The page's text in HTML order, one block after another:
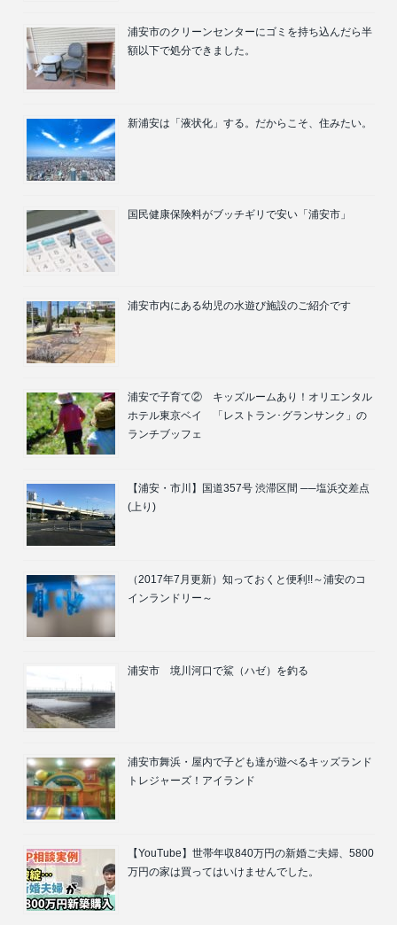
浦安市のクリーンセンターにゴミを持ち込んだら半
額以下で処分できました。
新浦安は「液状化」する。だからこそ、住みたい。
国民健康保険料がブッチギリで安い「浦安市」
浦安市内にある幼児の水遊び施設のご紹介です
浦安で子育て② キッズルームあり！オリエンタル
ホテル東京ベイ 「レストラン･グランサンク」の
ランチブッフェ
【浦安・市川】国道357号 渋滞区間 ──塩浜交差点
(上り)
（2017年7月更新）知っておくと便利!!～浦安のコ
インランドリー～
浦安市 境川河口で鯊（ハゼ）を釣る
浦安市舞浜・屋内で子ども達が遊べるキッズランド
トレジャーズ！アイランド
【YouTube】世帯年収840万円の新婚ご夫婦、5800
万円の家は買ってはいけませんでした。